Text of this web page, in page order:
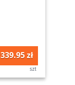
339.95 zł
szt